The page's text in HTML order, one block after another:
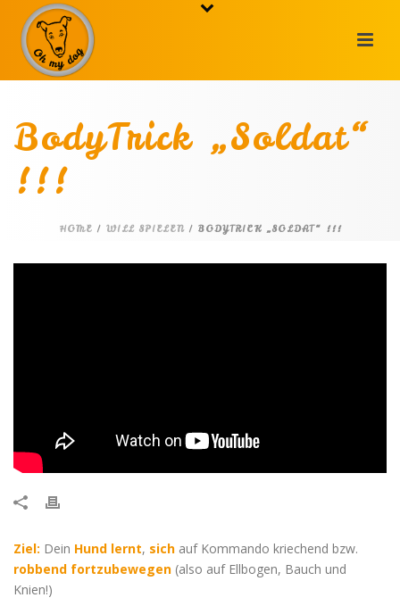
BodyTrick „Soldat“
!!!
HOME/ WILL SPIELEN/ BODYTRICK „SOLDAT“ !!!
Ziel: Dein Hund lernt, sich auf Kommando kriechend bzw.
robbend fortzubewegen (also auf Ellbogen, Bauch und
Knien!)